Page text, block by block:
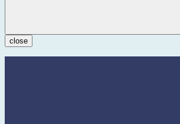
close